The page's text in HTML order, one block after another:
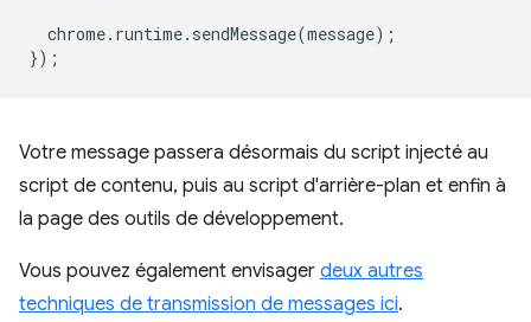
chrome. runtime. sendMessage(message);
});
Votre message passera désormais du script injecté au
script de contenu, puis au script d'arrière-plan et enfin à
la page des outils de développement.
Vous pouvez également envisager deux autres
techniques de transmission de messages ici.